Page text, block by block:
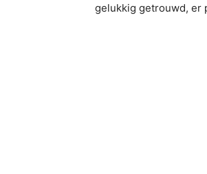
gelukkig getrouwd, er